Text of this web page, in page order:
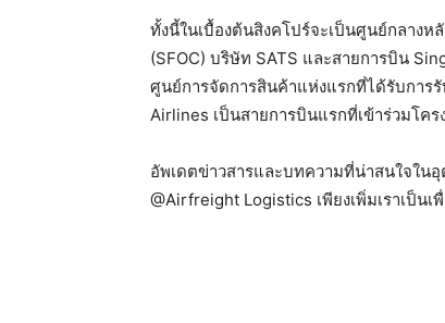
ทั้งนี้ในเบื้องต้นสิงคโปร์จะเป็นศูนย์กลางห
(SFOC) บริษัท SATS และสายการบิน
ศูนย์การจัดการสินค้าแห่งแรกที่ได้รับการ
Airlines เป็นสายการบินแรกที่เข้าร่วมโค
อัพเดตข่าวสารและบทความที่น่าสนใจใน
@Airfreight Logistics เพียงเพิ่มเราเป็นเ